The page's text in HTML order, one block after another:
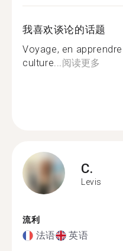
我喜欢谈论的话题
Voyage, en
culture... 阅读更多
C.
Levis
流利
法语 英语